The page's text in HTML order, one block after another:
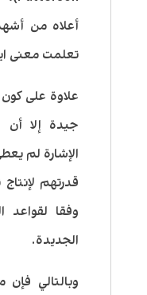
أعلاه من
تعلمت معنى
علاوة على كون
جيدة إلا أن
الإشارة لم
قدرتهم
وفقا لقواعد
الجديدة.
وبالتالي